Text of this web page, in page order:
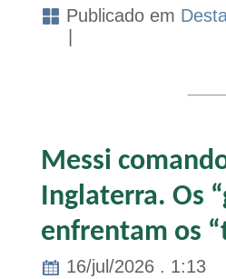
Publicado em
Messi
Inglaterra. Os
enfrentam os
16/jul/2026 . 1:13